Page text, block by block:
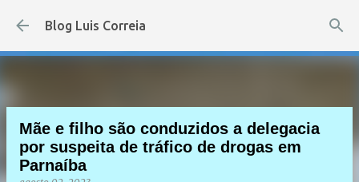
Pular para o conteúdo principal
Blog Luis Correia
Mãe e filho são conduzidos a delegacia
por suspeita de tráfico de drogas em
Parnaíba